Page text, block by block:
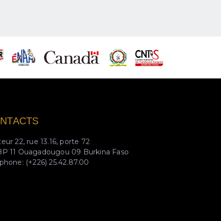
22, rue 13.16, porte 72
11 Ouagadougou 09 Burkina Faso
(+226) 25.42.87.00